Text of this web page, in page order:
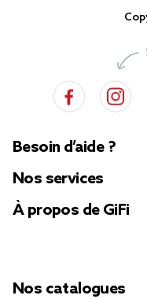
Besoin d’aide ?
Nos services
À propos de GiFi
Nos catalogues